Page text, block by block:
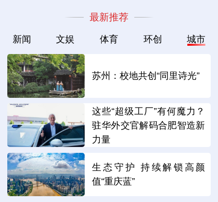
最新推荐
新闻 文娱 体育 环创 城市
苏州：校地共创“同里诗光”
这些“超级工厂”有何魔力？
驻华外交官解码合肥智造新
力量
生态守护 持续解锁高颜
值“重庆蓝”